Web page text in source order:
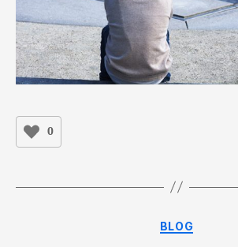
0
Kategorien
BLOG